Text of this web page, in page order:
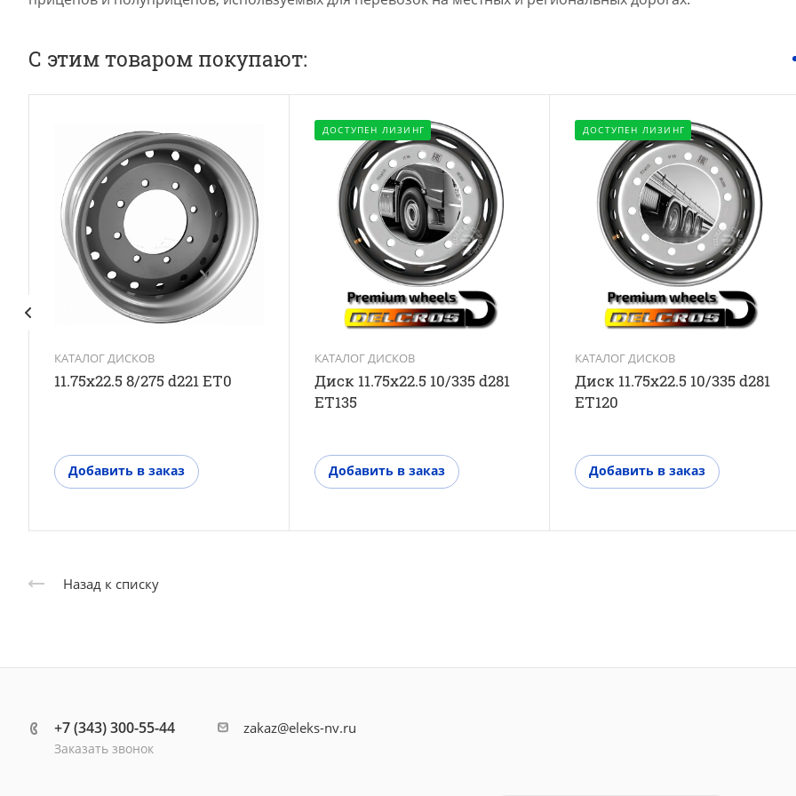
С этим товаром покупают:
КАТАЛОГ ДИСКОВ
11.75x22.5 8/275 d221 ET0
Добавить в заказ
ДОСТУПЕН ЛИЗИНГ
КАТАЛОГ ДИСКОВ
Диск 11.75x22.5 10/335 d281
ET135
Добавить в заказ
ДОСТУПЕН ЛИЗИНГ
КАТАЛОГ ДИСКОВ
Диск 11.75x22.5 10/335 d281
ET120
Добавить в заказ
Назад к списку
+7 (343) 300-55-44
Заказать звонок
zakaz@eleks-nv.ru